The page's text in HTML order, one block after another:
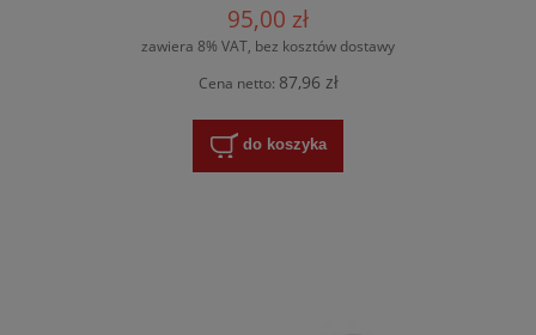
95,00 zł
zawiera 8% VAT, bez kosztów dostawy
Cena netto: 87,96 zł
do koszyka